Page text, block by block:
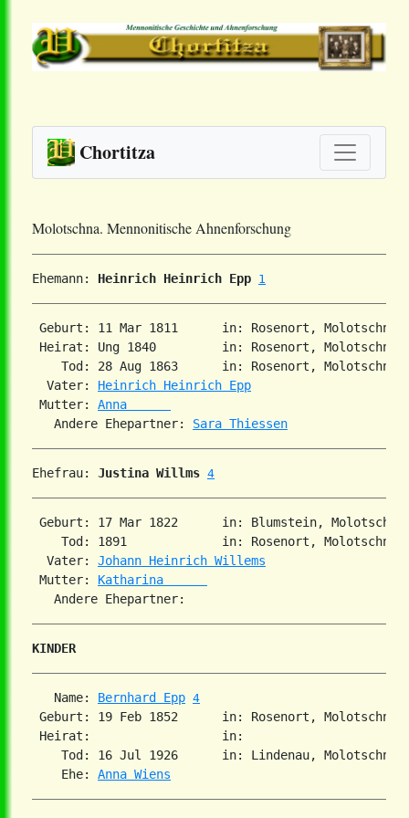
Chortitza
Molotschna. Mennonitische Ahnenforschung
Ehemann: Heinrich Heinrich Epp 1
Geburt: 11 Mar 1811      in: Rosenort,
Heirat: Ung 1840         in: Rosenort,
Tod: 28 Aug 1863      in: Rosenort,
  Vater:
Heinrich Heinrich Epp
Mutter: Anna
   Andere Ehepartner:
Sara Thiessen
Ehefrau: Justina Willms 4
Geburt: 17 Mar 1822      in: Blumstein,
Tod: 1891             in: Rosenort,
  Vater:
Johann Heinrich Willems
Mutter: Katharina
KINDER
   Name:
Bernhard Epp 4
Geburt: 19 Feb 1852      in: Rosenort,
Heirat:                  in:
Tod: 16 Jul 1926      in: Lindenau,
    Ehe:
Anna Wiens